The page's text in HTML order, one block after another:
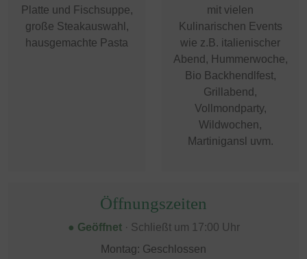
Platte und Fischsuppe,
große Steakauswahl,
hausgemachte Pasta
mit vielen
Kulinarischen Events
wie z.B. italienischer
Abend, Hummerwoche,
Bio Backhendlfest,
Grillabend,
Vollmondparty,
Wildwochen,
Martinigansl uvm.
Öffnungszeiten
● Geöffnet · Schließt um 17:00 Uhr
Montag: Geschlossen